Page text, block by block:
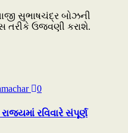
સુભાષચંદ્ર બોઝની
તરીકે ઉજવણી કરાશે.
0
રવિવારે સંપૂર્ણ